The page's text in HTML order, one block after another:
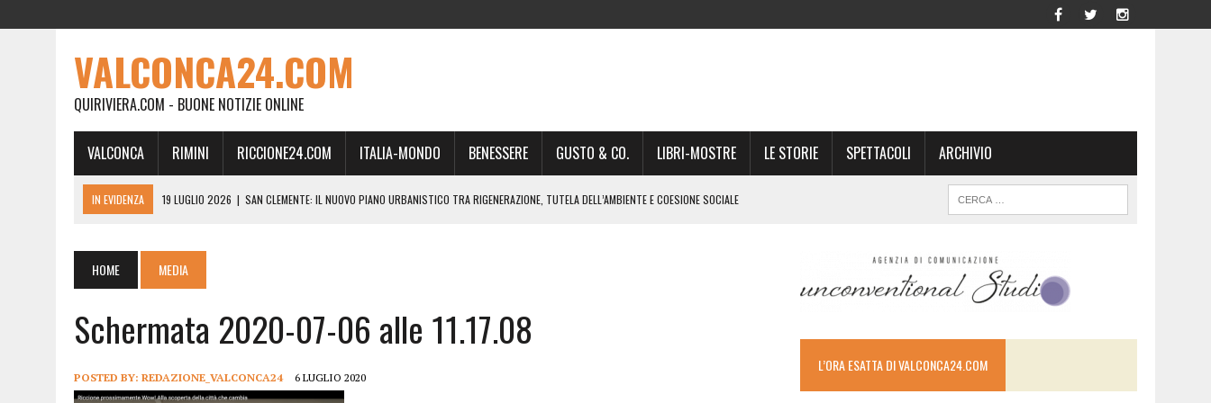
VALCONCA24.COM
QUIRIVIERA.COM - BUONE NOTIZIE ONLINE
VALCONCA RIMINI RICCIONE24.COM ITALIA-MONDO BENESSERE GUSTO & CO. LIBRI-MOSTRE LE STORIE SPETTACOLI ARCHIVIO
IN EVIDENZA 19 LUGLIO 2026 | SAN CLEMENTE: IL NUOVO PIANO URBANISTICO TRA RIGENERAZIONE, TUTELA DELL’AMBIENTE E COESIONE SOCIALE
19 FEBBRAIO 2026 | RIMINI, A IL GATTO SULL’ALBICOCCO ARRIVA ANDREA GIONCHETTI SOMMELIER DEL CALABRESE “QAFIZ”
28 GENNAIO 2026
DOVE LA CARNE DIVENTA MEMORIA: IL CORPO, L’ORIGINE, IL RITORNO. L’OPERA DI KIROLES BOSHRA È VITA VERA
18 DICEMBRE 2025 | SAN CLEMENTE, AL VILLA ULTIMO ATTO DELLA PRIMA PARTE DI STAGIONE TEATRALE CON CLAUDIO MORICI SABATO 20
18 DICEMBRE 2025 | SAN CLEMENTE, SALA DEL CONSIGLIO INTITOLATA A GIACOMO MATTEOTTI: “VITTIMA DELLA FURIA FASCISTA”
HOME MEDIA
Schermata 2020-07-06 alle 11.17.08
POSTED BY: REDAZIONE_VALCONCA24 6 LUGLIO 2020
L’ORA ESATTA DI VALCONCA24.COM